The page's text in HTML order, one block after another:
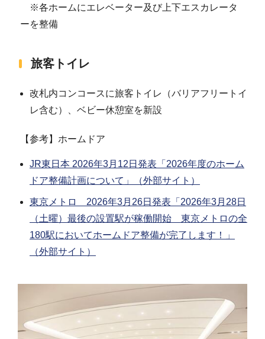
※各ホームにエレベーター及び上下エスカレータ
ーを整備
旅客トイレ
改札内コンコースに旅客トイレ（バリアフリートイ
レ含む）、ベビー休憩室を新設
【参考】ホームドア
JR東日本 2026年3月12日発表「2026年度のホーム
ドア整備計画について」（外部サイト）
東京メトロ 2026年3月26日発表「2026年3月28日
（土曜）最後の設置駅が稼働開始 東京メトロの全
180駅においてホームドア整備が完了します！」
（外部サイト）